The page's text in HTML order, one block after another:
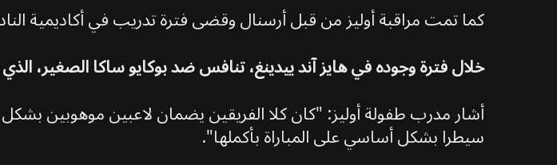
كما تمت مراقبة أوليز من قبل أرسنال وقضى فترة تدريب في أكاديمية
خلال فترة وجوده في هايز آند ييدينغ، تنافس ضد بوكايو ساكا الصغير،
أشار مدرب طفولة أوليز: "كان كلا الفريقين يضمان لاعبين موهوبين
سيطرا بشكل أساسي على المباراة بأكملها".